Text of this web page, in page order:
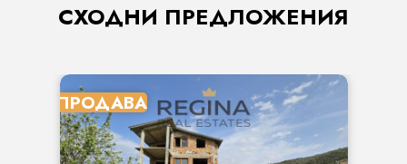
СХОДНИ ПРЕДЛОЖЕНИЯ
ПРОДАВА